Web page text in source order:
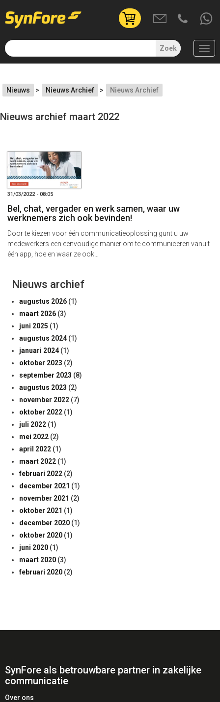
en
naar
inhoud
User
account
menu
(uitgelogd)
Zoek
Nieuws Nieuws Archief Nieuws Archief
Nieuws archief maart 2022
31/03/2022 - 08:05
Bel, chat, vergader en werk samen, waar uw
werknemers zich ook bevinden!
Door te kiezen voor één communicatieoplossing gunt u uw
medewerkers een eenvoudige manier om te communiceren vanuit
één app, hoe en waar ze ook…
Nieuws archief
augustus 2026 (1)
maart 2026 (3)
juni 2025 (1)
augustus 2024 (1)
januari 2024 (1)
oktober 2023 (2)
september 2023 (8)
augustus 2023 (2)
november 2022 (7)
oktober 2022 (1)
juli 2022 (1)
mei 2022 (2)
april 2022 (1)
maart 2022 (1)
februari 2022 (2)
december 2021 (1)
november 2021 (2)
oktober 2021 (1)
december 2020 (1)
oktober 2020 (1)
juni 2020 (1)
maart 2020 (3)
februari 2020 (2)
SynFore als betrouwbare partner in zakelijke
communicatie
Over ons